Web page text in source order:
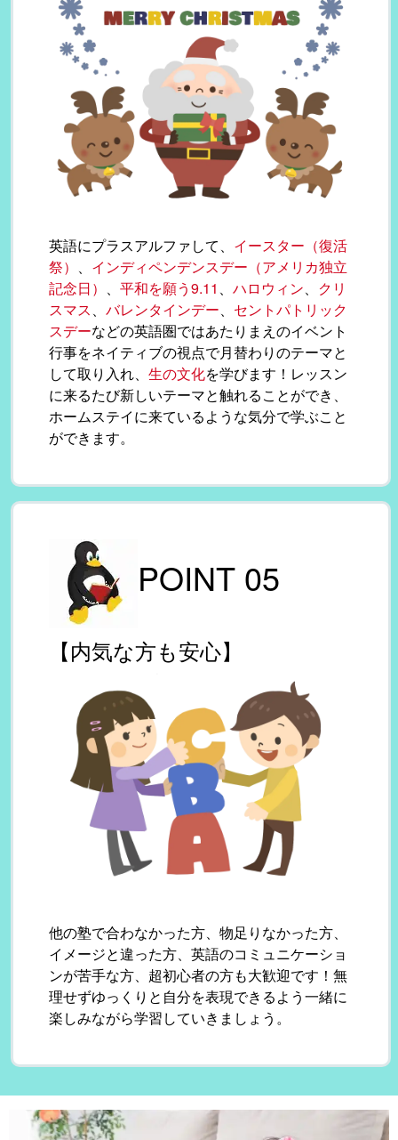
英語にプラスアルファして、 イースター（復活
祭） 、 インディペンデンスデー（アメリカ独立
記念日） 、平和を願う9.11 、ハロウィン、 クリ
スマス、バレンタインデー、 セントパトリック
スデーなどの英語圏ではあたりまえのイベント
行事をネイティブの視点で月替わりのテーマと
して取り入れ、生の文化を学びます！レッスン
に来るたび新しいテーマと触れることができ、
ホームステイに来ているような気分で学ぶこと
ができます。
POINT 05
【内気な方も安心】
他の塾で合わなかった方、物足りなかった方、
イメージと違った方、英語のコミュニケーショ
ンが苦手な方、超初心者の方も大歓迎です！無
理せずゆっくりと自分を表現できるよう一緒に
楽しみながら学習していきましょう。